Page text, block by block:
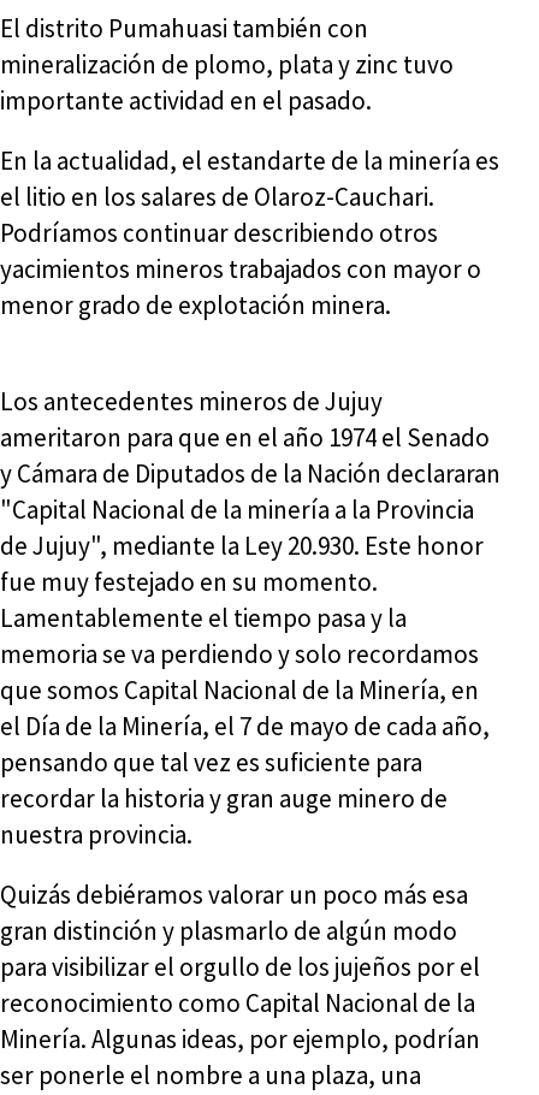
El distrito Pumahuasi también con
mineralización de plomo, plata y zinc tuvo
importante actividad en el pasado.
En la actualidad, el estandarte de la minería es
el litio en los salares de Olaroz-Cauchari.
Podríamos continuar describiendo otros
yacimientos mineros trabajados con mayor o
menor grado de explotación minera.
Los antecedentes mineros de Jujuy
ameritaron para que en el año 1974 el Senado
y Cámara de Diputados de la Nación declararan
"Capital Nacional de la minería a la Provincia
de Jujuy", mediante la Ley 20.930. Este honor
fue muy festejado en su momento.
Lamentablemente el tiempo pasa y la
memoria se va perdiendo y solo recordamos
que somos Capital Nacional de la Minería, en
el Día de la Minería, el 7 de mayo de cada año,
pensando que tal vez es suficiente para
recordar la historia y gran auge minero de
nuestra provincia.
Quizás debiéramos valorar un poco más esa
gran distinción y plasmarlo de algún modo
para visibilizar el orgullo de los jujeños por el
reconocimiento como Capital Nacional de la
Minería. Algunas ideas, por ejemplo, podrían
ser ponerle el nombre a una plaza, una